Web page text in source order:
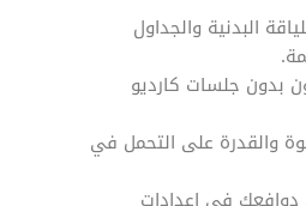
البدنية والجداول
بدون جلسات كارديو
والقدرة على التحمل في